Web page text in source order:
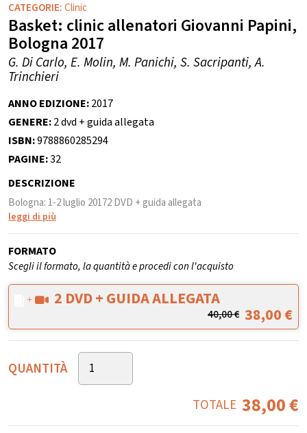
CATEGORIE:Clinic
Basket: clinic allenatori Giovanni Papini,
Bologna 2017
G. Di Carlo, E. Molin, M. Panichi, S. Sacripanti, A.
Trinchieri
ANNO EDIZIONE:2017
GENERE:2 dvd + guida allegata
ISBN:9788860285294
PAGINE:32
DESCRIZIONE
Bologna: 1-2 luglio 20172 DVD + guida allegata
leggi di più
FORMATO
Scegli il formato, la quantità e procedi con l'acquisto
2 DVD + GUIDA ALLEGATA
40,00€ 38,00€
QUANTITÀ
TOTALE 38,00€